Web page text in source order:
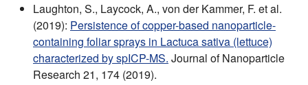
Laughton, S., Laycock, A., von der Kammer, F. et al.
(2019): Persistence of copper-based nanoparticle-
containing foliar sprays in Lactuca sativa (lettuce)
characterized by spICP-MS. Journal of Nanoparticle
Research 21, 174 (2019).